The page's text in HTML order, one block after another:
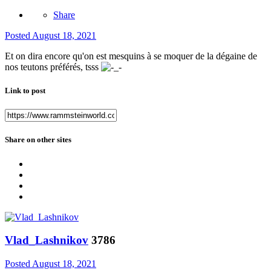
Share
Posted August 18, 2021
Et on dira encore qu'on est mesquins à se moquer de la dégaine de
nos teutons préférés, tsss
Link to post
Share on other sites
Vlad_Lashnikov 3786
Posted August 18, 2021